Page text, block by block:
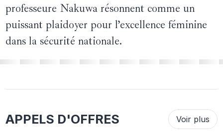
professeure Nakuwa résonnent comme un
puissant plaidoyer pour l’excellence féminine
dans la sécurité nationale.
APPELS D'OFFRES Voir plus